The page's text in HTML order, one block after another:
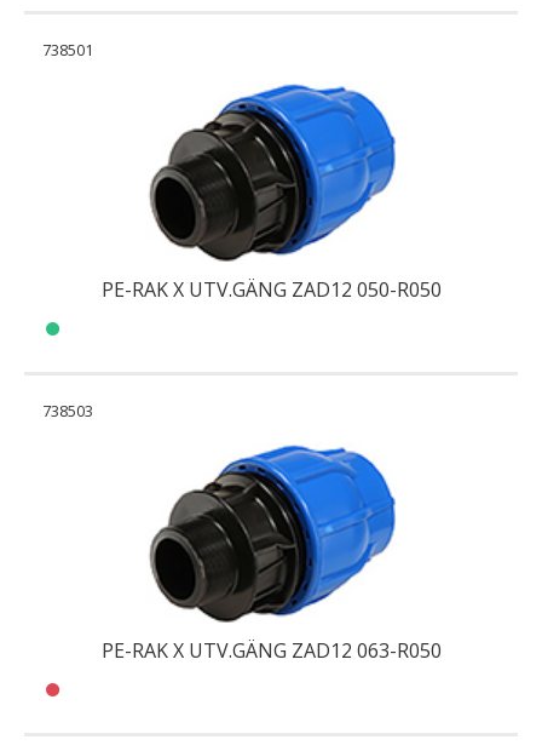
738501
PE-RAK X UTV.GÄNG ZAD12 050-R050
738503
PE-RAK X UTV.GÄNG ZAD12 063-R050